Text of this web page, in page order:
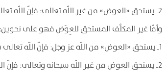
2ـ يستحق «العوض» من غير اللّه تعالى: فإنّ اللّه تعالى سيأخذ العوض من ذلك الغير، ويوصله إلى هذا المستحق.
وأمّا غير المكلَّف المستحق للعِوَض فهو على نحوين:
1ـ يستحق «العوض» من اللّه عز وجل: فإنّ اللّه تعالى سيعطيه «العوض» بتمامه وكماله.
2ـ يستحق العوض من غير اللّه سبحانه وتعالى: فإنّ اللّه تعالى سيأخذ «العوض» من ذلك الغير، ويوصله إلى هذا المستحق.